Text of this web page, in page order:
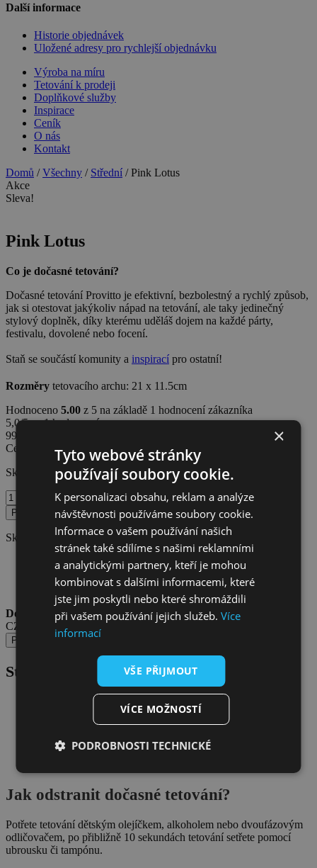
Další informace
Historie objednávek
Uložené adresy pro rychlejší objednávku
Výroba na míru
Tetování k prodeji
Doplňkové služby
Inspirace
Ceník
O nás
Kontakt
Domů /Všechny / Střední / Pink Lotus
Akce
Sleva!
Pink Lotus
Co je dočasné tetování?
Dočasné tetování Provitto je efektivní, bezbolestný a rychlý způsob,
jak si otestovat jakýkoliv nápad na tetování, ale taky jedinečný
stylový doplněk, díky kterému uděláš dojem na každé párty,
festivalu, dovolené nebo focení.
Staň se součástí komunity a inspirací pro ostatní!
Rozměry tetovacího archu: 21 x 11.5cm
Hodnoceno 5.00 z 5 na základě 1 hodnocení zákazníka
5,0/5 • 1 hodnocení
99
Cena včetně DPH • Dočasné tetování Provitto
Skladem
Pink
Lotus
množství
Přidat do košíku
Skladem • Odesíláme do 24 hodin
Jednoduchá aplikace jen s vodou
Vydrží 3–7 dní podle typu pokožky
Jemné k pokožce, dermatologicky testováno
Doprava od 69 Kč
CZ Výdejní místa Zásilkovny (Z-Point, Z-Box).
Popis
Stručný návod (podrobný návodZDE
Důkladně očisti a odmasti pokožku
Vystřihni motiv tak, aby zůstaly jen centimetrové okraje
Sloupni ochrannou fólii
Přilož tetování vzorem na kůži
Navlhči celou plochu pomocí houbičky/vatového tampónu
Jak odstranit dočasné tetování?
Potřete tetování dětským olejíčkem, alkoholem nebo dvoufázovým
odličovačem, po přibližně 10 sekundách tetování setřete pomocí
ubrousku či tampónu.
×
Tyto webové stránky
používají soubory cookie.
K personalizaci obsahu, reklam a analýze
návštěvnosti používáme soubory cookie.
Informace o vašem používání našich
stránek také sdílíme s našimi reklamními
a analytickými partnery, kteří je mohou
kombinovat s dalšími informacemi, které
jste jim poskytli nebo které shromáždili
při vašem používání jejich služeb. Více
informací
VŠE PŘIJMOUT
VÍCE MOŽNOSTÍ
PODROBNOSTI TECHNICKÉ